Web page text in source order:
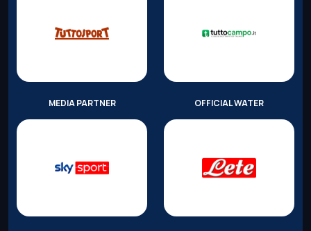
MEDIA PARTNER OFFICIAL WATER